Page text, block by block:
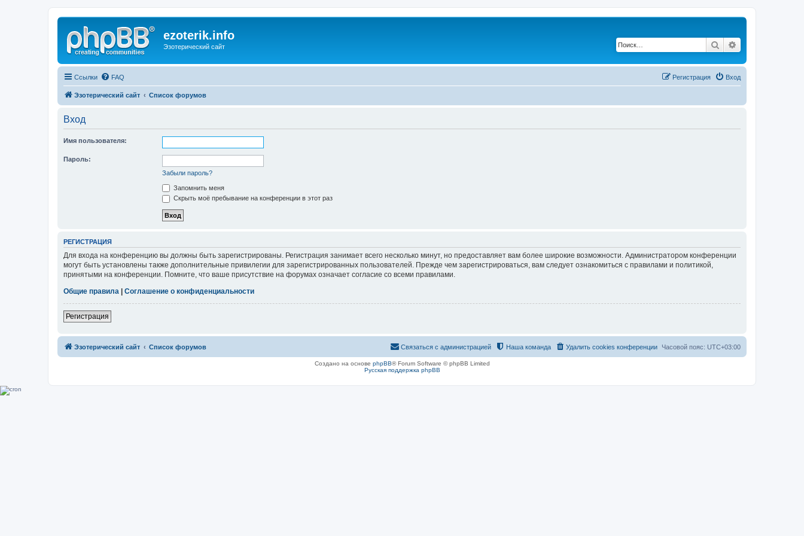
ezoterik.info
Эзотерический сайт Поиск
Ссылки FAQ Вход
Регистрация
Эзотерический сайт Список форумов
Вход
Имя пользователя:
Пароль:
Забыли пароль?
Запомнить меня
Скрыть моё пребывание на конференции в этот раз
РЕГИСТРАЦИЯ
Для входа на конференцию вы должны быть зарегистрированы. Регистрация занимает всего несколько минут, но предоставляет вам более широкие возможности. Администратором конференции
могут быть установлены также дополнительные привилегии для зарегистрированных пользователей. Прежде чем зарегистрироваться, вам следует ознакомиться с правилами и политикой,
принятыми на конференции. Помните, что ваше присутствие на форумах означает согласие со всеми правилами.
Общие правила
Соглашение о конфиденциальности
Регистрация
Эзотерический сайт Список форумов Часовой пояс: UTC+03:00
Удалить cookies конференции
Наша команда
Связаться с администрацией
Создано на основе phpBB® Forum Software © phpBB Limited
Русская поддержка phpBB